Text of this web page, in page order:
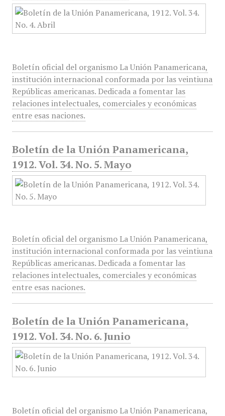
Boletín oficial del organismo La Unión Panamericana,
institución internacional conformada por las veintiuna
Repúblicas americanas. Dedicada a fomentar las
relaciones intelectuales, comerciales y económicas
entre esas naciones.
Boletín de la Unión Panamericana,
1912. Vol. 34. No. 5. Mayo
Boletín oficial del organismo La Unión Panamericana,
institución internacional conformada por las veintiuna
Repúblicas americanas. Dedicada a fomentar las
relaciones intelectuales, comerciales y económicas
entre esas naciones.
Boletín de la Unión Panamericana,
1912. Vol. 34. No. 6. Junio
Boletín oficial del organismo La Unión Panamericana,